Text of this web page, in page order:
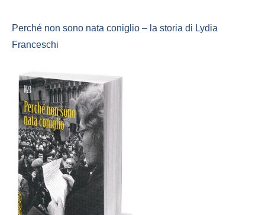
Perché non sono nata coniglio – la storia di Lydia
Franceschi